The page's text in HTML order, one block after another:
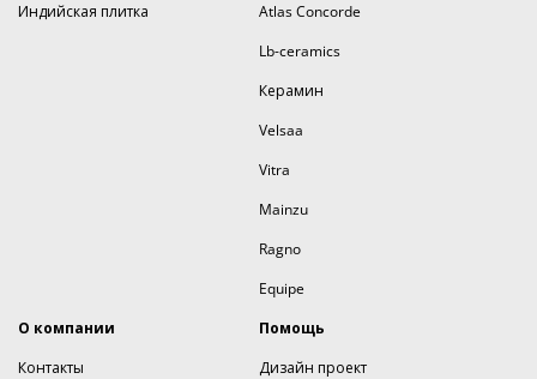
Индийская плитка
Atlas Concorde
Lb-ceramics
Керамин
Velsaa
Vitra
Mainzu
Ragno
Equipe
О компании
Контакты
Помощь
Дизайн проект